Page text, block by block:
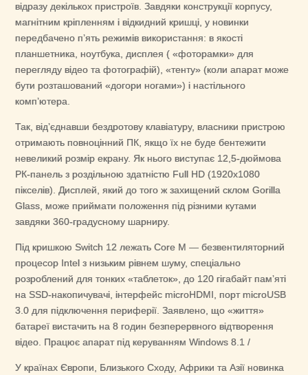
відразу декількох пристроїв. Завдяки конструкції корпусу,
магнітним кріпленням і відкидний кришці, у новинки
передбачено п’ять режимів використання: в якості
планшетника, ноутбука, дисплея ( «фоторамки» для
перегляду відео та фотографій), «тенту» (коли апарат може
бути розташований «догори ногами») і настільного
комп’ютера.
Так, від’єднавши бездротову клавіатуру, власники пристрою
отримають повноцінний ПК, якщо їх не буде бентежити
невеликий розмір екрану. Як нього виступає 12,5-дюймова
РК-панель з роздільною здатністю Full HD (1920х1080
пікселів). Дисплей, який до того ж захищений склом Gorilla
Glass, може приймати положення під різними кутами
завдяки 360-градусному шарниру.
Під кришкою Switch 12 лежать Core M — безвентиляторний
процесор Intel з низьким рівнем шуму, спеціально
розроблений для тонких «таблеток», до 120 гігабайт пам’яті
на SSD-накопичувачі, інтерфейс microHDMI, порт microUSB
3.0 для підключення периферії. Заявлено, що «життя»
батареї вистачить на 8 годин безперервного відтворення
відео. Працює апарат під керуванням Windows 8.1 /
У країнах Європи, Близького Сходу, Африки та Азії новинка